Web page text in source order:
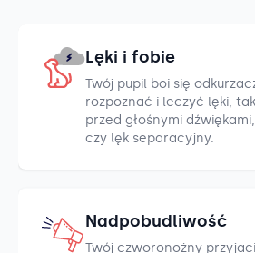
Lęki i fobie
Twój pupil boi się
rozpoznać i leczyć lęki,
przed głośnymi
czy lęk separacyjny.
Nadpobudliwość
Twój czworonożny